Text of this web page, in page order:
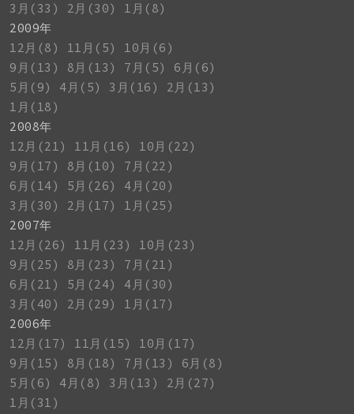
3月(33)
2月(30)
1月(8)
2009年
12月(8)
11月(5)
10月(6)
9月(13)
8月(13) 7月(5)
6月(6)
5月(9)
4月(5) 3月(16)
2月(13)
1月(18)
2008年
12月(21)
11月(16)
10月(22)
9月(17)
8月(10)
7月(22)
6月(14)
5月(26)
4月(20)
3月(30)
2月(17)
1月(25)
2007年
12月(26)
11月(23)
10月(23)
9月(25)
8月(23)
7月(21)
6月(21)
5月(24)
4月(30)
3月(40)
2月(29)
1月(17)
2006年
12月(17)
11月(15)
10月(17)
9月(15)
8月(18) 7月(13)
6月(8)
5月(6)
4月(8) 3月(13)
2月(27)
1月(31)